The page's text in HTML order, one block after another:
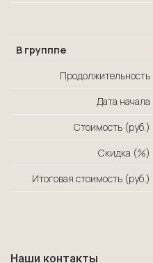
В групппе
Продолжительность
Дата начала
Стоимость (руб.)
Скидка (%)
Итоговая стоимость (руб.)
Наши контакты